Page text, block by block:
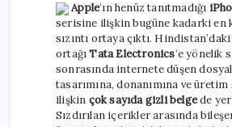
Apple‘ın henüz tanıtmadığı
serisine ilişkin bugüne kadarki en
sızıntı ortaya çıktı.
ortağıTata Electronics‘e yönelik
sonrasında internete düşen
tasarımına, donanımına ve
ilişkin çok sayıda gizli belgede
Sızdırılan içerikler arasında